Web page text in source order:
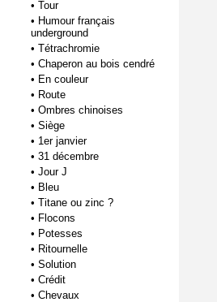
• Tour
• Humour français
underground
• Tétrachromie
• Chaperon au bois cendré
• En couleur
• Route
• Ombres chinoises
• Siège
• 1er janvier
• 31 décembre
• Jour J
• Bleu
• Titane ou zinc ?
• Flocons
• Potesses
• Ritournelle
• Solution
• Crédit
• Chevaux